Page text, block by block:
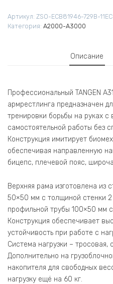
Артикул: ZSO-ECB81946-729B-
Категория: A2000-A3000
Описание
Профессиональный TANGEN
армрестлинга предназначен
тренировки борьбы на руках с
самостоятельной работы без
Конструкция имитирует
обеспечивая направленную
бицепс, плечевой пояс,
Верхняя рама изготовлена из
50×50 мм с толщиной стенки
профильной трубы 100×50 мм
Конструкция обеспечивает
устойчивость при работе с
Система нагрузки – тросовая,
Дополнительно на
накопителя для свободных
нагрузку ещё на 60 кг.